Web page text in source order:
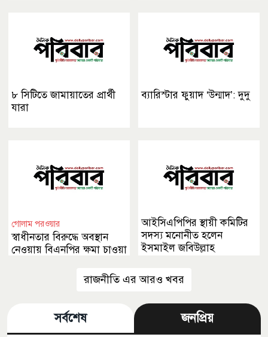
৮ সিটিতে জামায়াতের প্রার্থী
যারা
ব্যারিস্টার ফুয়াদ ‘উন্মাদ’: দুদু
গোলাম পরওয়ার
স্বাধীনতার বিরুদ্ধে অবস্থান
নেওয়ায় বিএনপির ক্ষমা চাওয়া
আইসিএপিপির স্থায়ী কমিটির
সদস্য মনোনীত হলেন
ইসমাইল জবিউল্লাহ
রাজনীতি এর আরও খবর
সর্বশেষ জনপ্রিয়